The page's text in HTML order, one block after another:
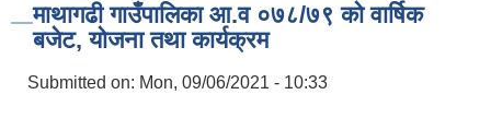
माथागढी गाउँपालिका आ.व ०७८/७९ को वार्षिक
बजेट, योजना तथा कार्यक्रम
Submitted on: Mon, 09/06/2021 - 10:33